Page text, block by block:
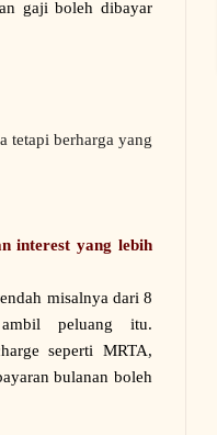
gaji boleh dibayar
tetapi berharga yang
interest yang lebih
misalnya dari 8
peluang itu.
seperti MRTA,
bulanan boleh